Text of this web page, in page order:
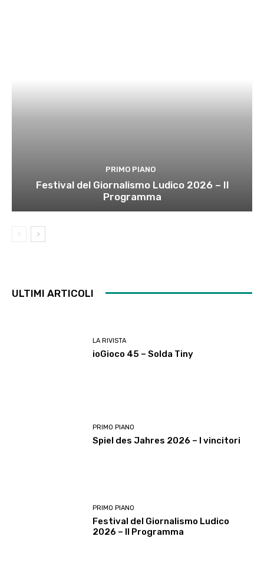
PRIMO PIANO
Festival del Giornalismo Ludico 2026 – Il
Programma
ULTIMI ARTICOLI
LA RIVISTA
ioGioco 45 – Solda Tiny
PRIMO PIANO
Spiel des Jahres 2026 – I vincitori
PRIMO PIANO
Festival del Giornalismo Ludico
2026 – Il Programma